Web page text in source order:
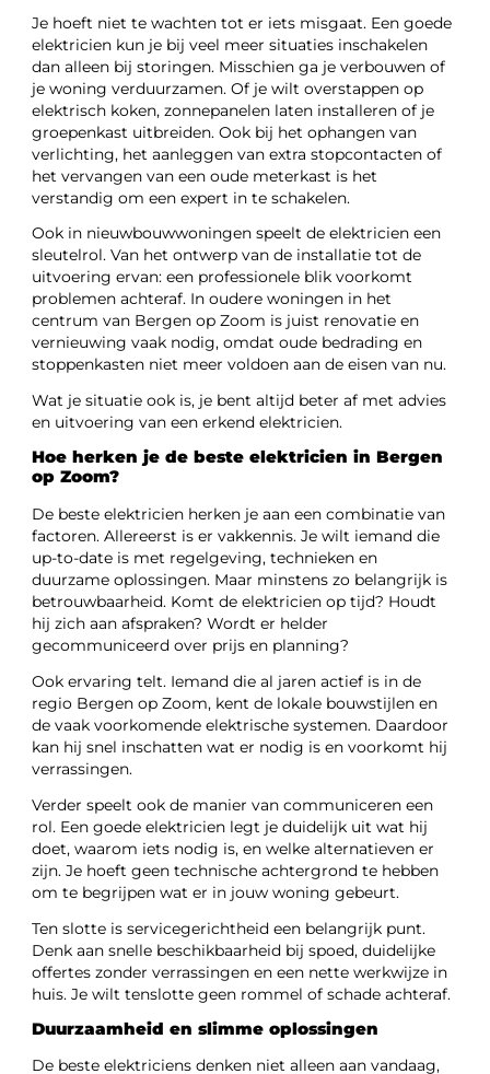
Je hoeft niet te wachten tot er iets misgaat. Een goede
elektricien kun je bij veel meer situaties inschakelen
dan alleen bij storingen. Misschien ga je verbouwen of
je woning verduurzamen. Of je wilt overstappen op
elektrisch koken, zonnepanelen laten installeren of je
groepenkast uitbreiden. Ook bij het ophangen van
verlichting, het aanleggen van extra stopcontacten of
het vervangen van een oude meterkast is het
verstandig om een expert in te schakelen.
Ook in nieuwbouwwoningen speelt de elektricien een
sleutelrol. Van het ontwerp van de installatie tot de
uitvoering ervan: een professionele blik voorkomt
problemen achteraf. In oudere woningen in het
centrum van Bergen op Zoom is juist renovatie en
vernieuwing vaak nodig, omdat oude bedrading en
stoppenkasten niet meer voldoen aan de eisen van nu.
Wat je situatie ook is, je bent altijd beter af met advies
en uitvoering van een erkend elektricien.
Hoe herken je de beste elektricien in Bergen
op Zoom?
De beste elektricien herken je aan een combinatie van
factoren. Allereerst is er vakkennis. Je wilt iemand die
up-to-date is met regelgeving, technieken en
duurzame oplossingen. Maar minstens zo belangrijk is
betrouwbaarheid. Komt de elektricien op tijd? Houdt
hij zich aan afspraken? Wordt er helder
gecommuniceerd over prijs en planning?
Ook ervaring telt. Iemand die al jaren actief is in de
regio Bergen op Zoom, kent de lokale bouwstijlen en
de vaak voorkomende elektrische systemen. Daardoor
kan hij snel inschatten wat er nodig is en voorkomt hij
verrassingen.
Verder speelt ook de manier van communiceren een
rol. Een goede elektricien legt je duidelijk uit wat hij
doet, waarom iets nodig is, en welke alternatieven er
zijn. Je hoeft geen technische achtergrond te hebben
om te begrijpen wat er in jouw woning gebeurt.
Ten slotte is servicegerichtheid een belangrijk punt.
Denk aan snelle beschikbaarheid bij spoed, duidelijke
offertes zonder verrassingen en een nette werkwijze in
huis. Je wilt tenslotte geen rommel of schade achteraf.
Duurzaamheid en slimme oplossingen
De beste elektriciens denken niet alleen aan vandaag,